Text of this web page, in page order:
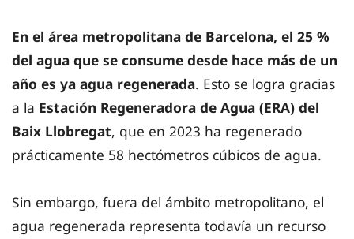
En el área metropolitana de Barcelona, ​​el 25 %
del agua que se consume desde hace más de un
año es ya agua regenerada. Esto se logra gracias
a la Estación Regeneradora de Agua (ERA) del
Baix Llobregat, que en 2023 ha regenerado
prácticamente 58 hectómetros cúbicos de agua.
Sin embargo, fuera del ámbito metropolitano, el
agua regenerada representa todavía un recurso